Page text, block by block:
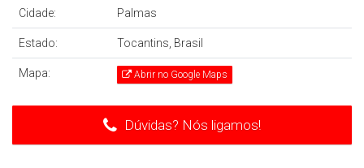
Cidade: Palmas
Estado: Tocantins, Brasil
Mapa: Abrir no Google Maps
Dúvidas? Nós ligamos!